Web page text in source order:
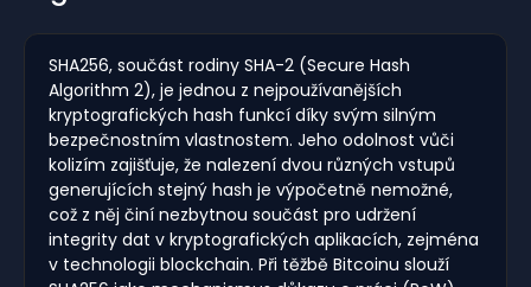
SHA256, součást rodiny SHA-2 (Secure Hash
Algorithm 2), je jednou z nejpoužívanějších
kryptografických hash funkcí díky svým silným
bezpečnostním vlastnostem. Jeho odolnost vůči
kolizím zajišťuje, že nalezení dvou různých vstupů
generujících stejný hash je výpočetně nemožné,
což z něj činí nezbytnou součást pro udržení
integrity dat v kryptografických aplikacích, zejména
v technologii blockchain. Při těžbě Bitcoinu slouží